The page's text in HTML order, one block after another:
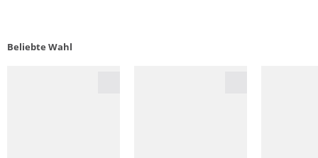
Beliebte Wahl